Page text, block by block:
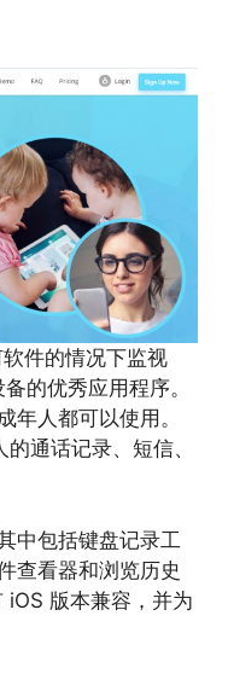
件的情况下监视
的优秀应用程序。
年人都可以使用。
通话记录、短信、
中包括键盘记录工
查看器和浏览历史
版本兼容，并为